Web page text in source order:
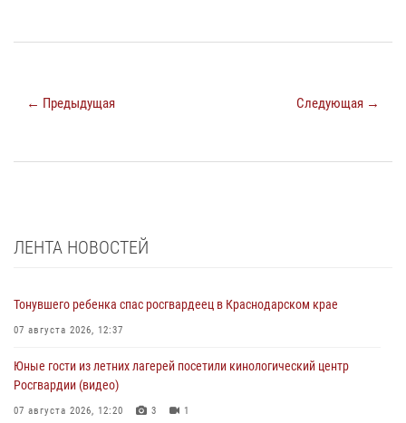
← Предыдущая Следующая →
ЛЕНТА НОВОСТЕЙ
Тонувшего ребенка спас росгвардеец в Краснодарском крае
07 августа 2026, 12:37
Юные гости из летних лагерей посетили кинологический центр
Росгвардии (видео)
07 августа 2026, 12:20 3 1